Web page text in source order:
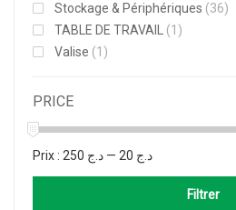
Stockage & Périphériques (36)
TABLE DE TRAVAIL (1)
Valise (1)
PRICE
Filtrer
Prix : د.ج 20 — د.ج 250